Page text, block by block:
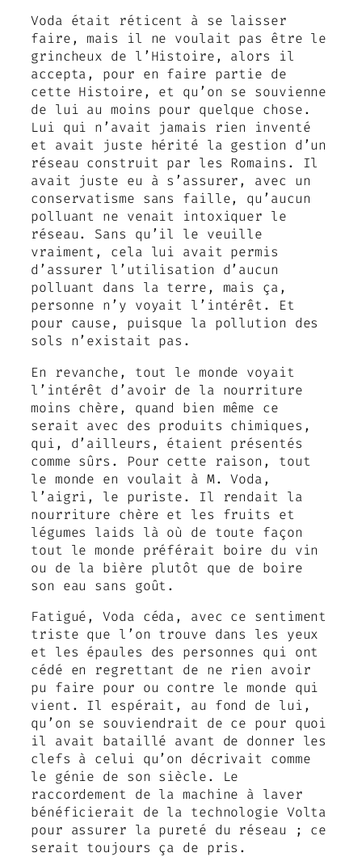
Voda était réticent à se laisser
faire, mais il ne voulait pas être le
grincheux de l’Histoire, alors il
accepta, pour en faire partie de
cette Histoire, et qu’on se souvienne
de lui au moins pour quelque chose.
Lui qui n’avait jamais rien inventé
et avait juste hérité la gestion d’un
réseau construit par les Romains. Il
avait juste eu à s’assurer, avec un
conservatisme sans faille, qu’aucun
polluant ne venait intoxiquer le
réseau. Sans qu’il le veuille
vraiment, cela lui avait permis
d’assurer l’utilisation d’aucun
polluant dans la terre, mais ça,
personne n’y voyait l’intérêt. Et
pour cause, puisque la pollution des
sols n’existait pas.
En revanche, tout le monde voyait
l’intérêt d’avoir de la nourriture
moins chère, quand bien même ce
serait avec des produits chimiques,
qui, d’ailleurs, étaient présentés
comme sûrs. Pour cette raison, tout
le monde en voulait à M. Voda,
l’aigri, le puriste. Il rendait la
nourriture chère et les fruits et
légumes laids là où de toute façon
tout le monde préférait boire du vin
ou de la bière plutôt que de boire
son eau sans goût.
Fatigué, Voda céda, avec ce sentiment
triste que l’on trouve dans les yeux
et les épaules des personnes qui ont
cédé en regrettant de ne rien avoir
pu faire pour ou contre le monde qui
vient. Il espérait, au fond de lui,
qu’on se souviendrait de ce pour quoi
il avait bataillé avant de donner les
clefs à celui qu’on décrivait comme
le génie de son siècle. Le
raccordement de la machine à laver
bénéficierait de la technologie Volta
pour assurer la pureté du réseau ; ce
serait toujours ça de pris.